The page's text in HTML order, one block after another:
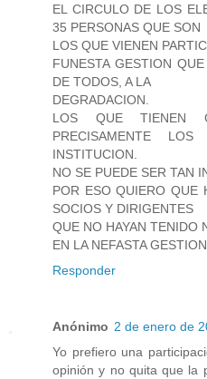
EL CIRCULO DE LOS
35 PERSONAS QUE SON
LOS QUE VIENEN
FUNESTA GESTION
DE TODOS, A LA
DEGRADACION.
LOS QUE TIENEN
PRECISAMENTE
INSTITUCION.
NO SE PUEDE SER TAN
POR ESO QUIERO QUE
SOCIOS Y DIRIGENTES
QUE NO HAYAN TENIDO
EN LA NEFASTA
Responder
Anónimo 2 de enero de
Yo prefiero una
opinión y no quita que la